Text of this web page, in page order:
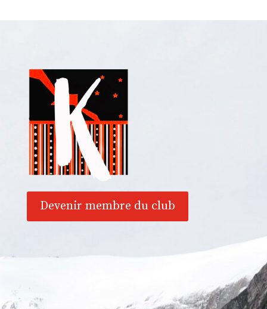
Devenir membre du club